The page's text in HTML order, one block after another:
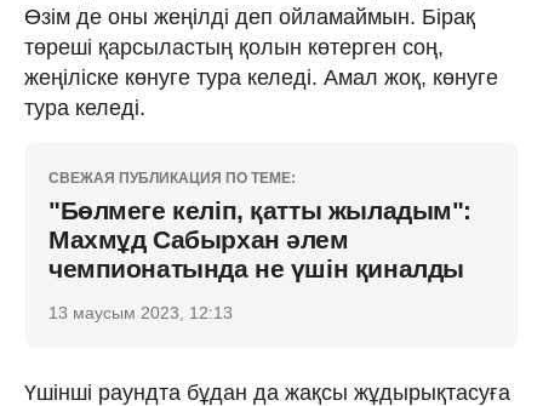
Өзім де оны жеңілді деп ойламаймын. Бірақ
төреші қарсыластың қолын көтерген соң,
жеңіліске көнуге тура келеді. Амал жоқ, көнуге
тура келеді.
СВЕЖАЯ ПУБЛИКАЦИЯ ПО ТЕМЕ:
"Бөлмеге келіп, қатты жыладым":
Махмұд Сабырхан әлем
чемпионатында не үшін қиналды
13 маусым 2023, 12:13
Үшінші раундта бұдан да жақсы жұдырықтасуға